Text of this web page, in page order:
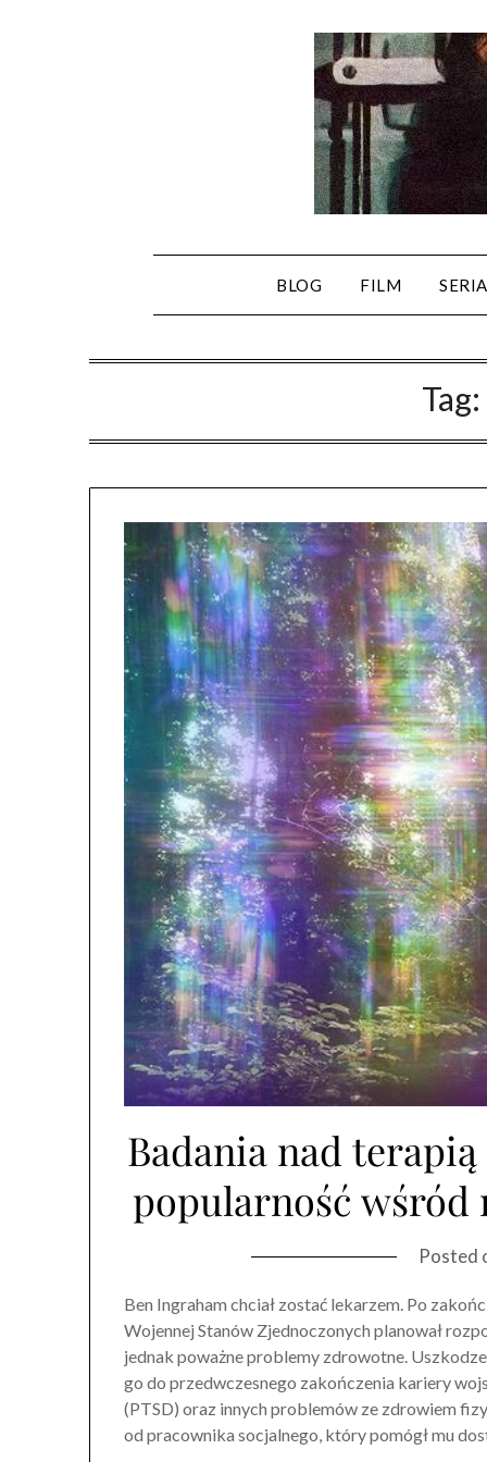
BLOG FILM
Tag:
Badania nad
popularność
Posted
Ben Ingraham chciał zostać lekarzem. Po
Wojennej Stanów Zjednoczonych planował
jednak poważne problemy zdrowotne.
go do przedwczesnego zakończenia kariery
(PTSD) oraz innych problemów ze zdrowiem
od pracownika socjalnego, który pomógł mu